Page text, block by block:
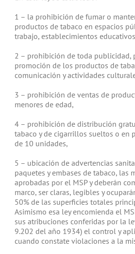
1 – la prohibición de fumar o
productos de tabaco en espacios
trabajo, establecimientos
2 – prohibición de toda publicidad,
promoción de los productos de
comunicación y actividades
3 – prohibición de ventas de
menores de edad,
4 – prohibición de distribución
tabaco y de cigarrillos sueltos o en
de 10 unidades,
5 – ubicación de advertencias
paquetes y embases de tabaco, las
aprobadas por el MSP y deberán
marco, ser claras, legibles y
50% de las superficies totales
Asimismo esa ley encomienda el
sus atribuciones conferidas por la
9.202 del año 1934) el control y
cuando constate violaciones a la